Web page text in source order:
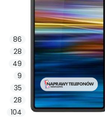
86
28
49
9
35
28
104